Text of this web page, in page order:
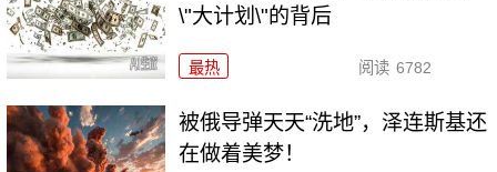
\"大计划\"的背后
最热 阅读 6782
被俄导弹天天“洗地”，泽连斯基还
在做着美梦！